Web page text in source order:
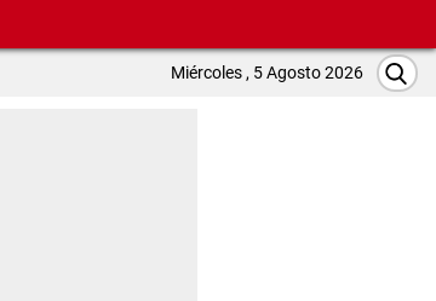
Miércoles , 5 Agosto 2026